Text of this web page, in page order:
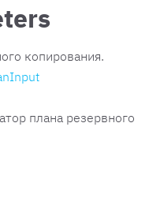
копирования.
плана резервного